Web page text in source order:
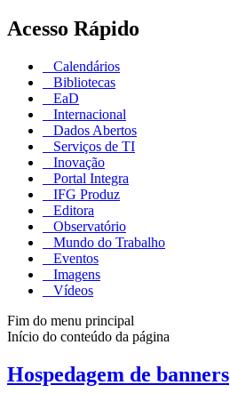
Acesso Rápido
Calendários
Bibliotecas
EaD
Internacional
Dados Abertos
Serviços de TI
Inovação
Portal Integra
IFG Produz
Editora
Observatório
Mundo do Trabalho
Eventos
Imagens
Vídeos
Fim do menu principal
Início do conteúdo da página
Hospedagem de banners